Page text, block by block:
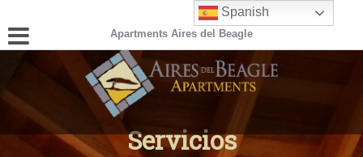
Apartments Aires del Beagle
Servicios
Spanish